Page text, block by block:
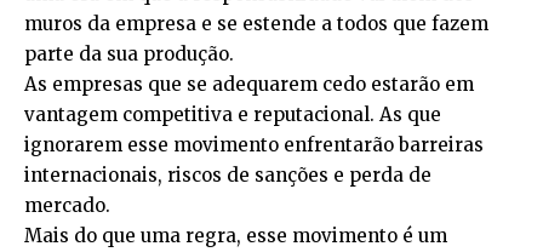
muros da empresa e se estende a todos que fazem
parte da sua produção.
As empresas que se adequarem cedo estarão em
vantagem competitiva e reputacional. As que
ignorarem esse movimento enfrentarão barreiras
internacionais, riscos de sanções e perda de
mercado.
Mais do que uma regra, esse movimento é um